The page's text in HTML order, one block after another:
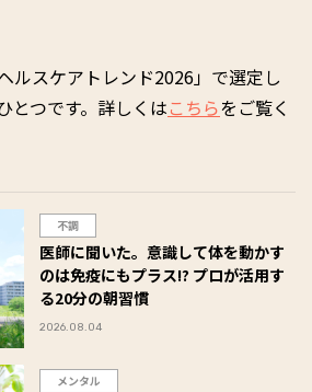
ルスケアトレンド2026」で選定し
とつです。詳しくはこちらをご覧く
不調
医師に聞いた。意識して体を動かす
のは免疫にもプラス!? プロが活用す
る20分の朝習慣
2026.08.04
メンタル